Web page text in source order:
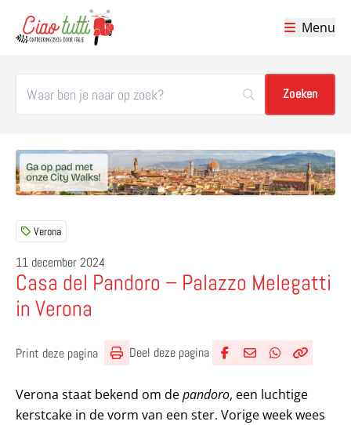
Menu
Verona
11 december 2024
Casa del Pandoro – Palazzo Melegatti
in Verona
Print deze pagina Deel deze pagina
Verona staat bekend om depandoro, een luchtige
kerstcake in de vorm van een ster. Vorige week wees